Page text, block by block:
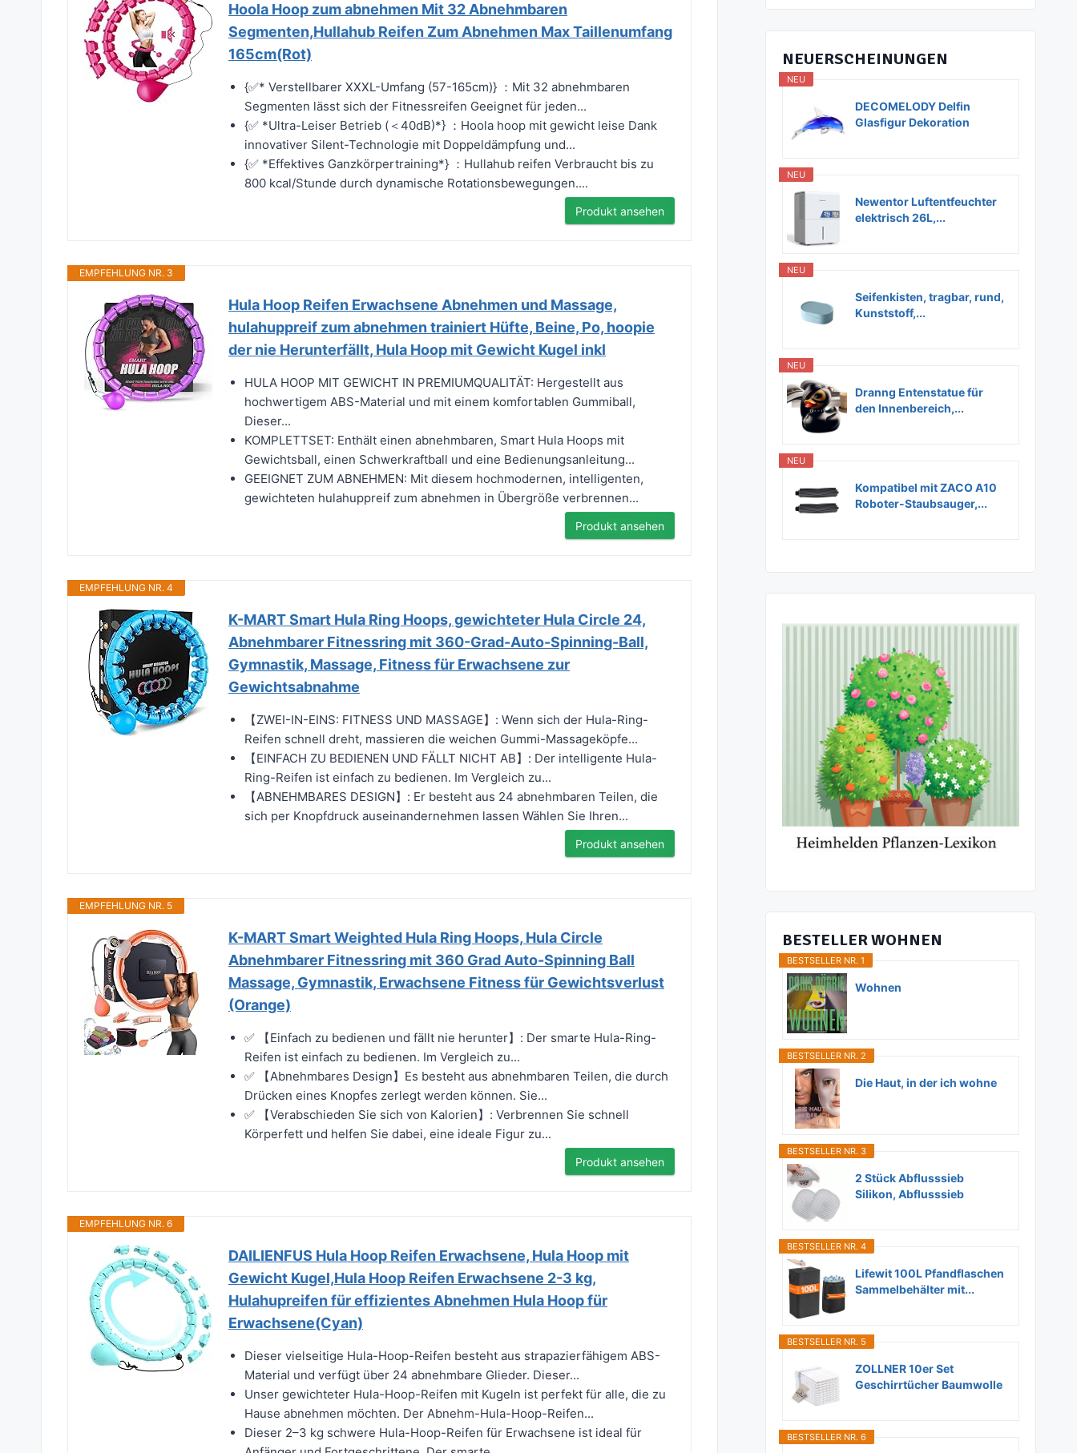
Hoola Hoop zum abnehmen Mit 32 Abnehmbaren
Segmenten,Hullahub Reifen Zum Abnehmen Max Taillenumfang
165cm(Rot)
{✅* Verstellbarer XXXL-Umfang (57-165cm)} ：Mit 32 abnehmbaren
Segmenten lässt sich der Fitnessreifen Geeignet für jeden...
{✅ *Ultra-Leiser Betrieb (＜40dB)*} ：Hoola hoop mit gewicht leise Dank
innovativer Silent-Technologie mit Doppeldämpfung und...
{✅ *Effektives Ganzkörpertraining*} ：Hullahub reifen Verbraucht bis zu
800 kcal/Stunde durch dynamische Rotationsbewegungen....
Produkt ansehen
EMPFEHLUNG NR. 3
Hula Hoop Reifen Erwachsene Abnehmen und Massage,
hulahuppreif zum abnehmen trainiert Hüfte, Beine, Po, hoopie
der nie Herunterfällt, Hula Hoop mit Gewicht Kugel inkl
HULA HOOP MIT GEWICHT IN PREMIUMQUALITÄT: Hergestellt aus
hochwertigem ABS-Material und mit einem komfortablen Gummiball,
Dieser...
KOMPLETTSET: Enthält einen abnehmbaren, Smart Hula Hoops mit
Gewichtsball, einen Schwerkraftball und eine Bedienungsanleitung...
GEEIGNET ZUM ABNEHMEN: Mit diesem hochmodernen, intelligenten,
gewichteten hulahuppreif zum abnehmen in Übergröße verbrennen...
Produkt ansehen
EMPFEHLUNG NR. 4
K-MART Smart Hula Ring Hoops, gewichteter Hula Circle 24,
Abnehmbarer Fitnessring mit 360-Grad-Auto-Spinning-Ball,
Gymnastik, Massage, Fitness für Erwachsene zur
Gewichtsabnahme
【ZWEI-IN-EINS: FITNESS UND MASSAGE】: Wenn sich der Hula-Ring-
Reifen schnell dreht, massieren die weichen Gummi-Massageköpfe...
【EINFACH ZU BEDIENEN UND FÄLLT NICHT AB】: Der intelligente Hula-
Ring-Reifen ist einfach zu bedienen. Im Vergleich zu...
【ABNEHMBARES DESIGN】: Er besteht aus 24 abnehmbaren Teilen, die
sich per Knopfdruck auseinandernehmen lassen Wählen Sie Ihren...
Produkt ansehen
EMPFEHLUNG NR. 5
K-MART Smart Weighted Hula Ring Hoops, Hula Circle
Abnehmbarer Fitnessring mit 360 Grad Auto-Spinning Ball
Massage, Gymnastik, Erwachsene Fitness für Gewichtsverlust
(Orange)
✅ 【Einfach zu bedienen und fällt nie herunter】: Der smarte Hula-Ring-
Reifen ist einfach zu bedienen. Im Vergleich zu...
✅ 【Abnehmbares Design】Es besteht aus abnehmbaren Teilen, die durch
Drücken eines Knopfes zerlegt werden können. Sie...
✅ 【Verabschieden Sie sich von Kalorien】: Verbrennen Sie schnell
Körperfett und helfen Sie dabei, eine ideale Figur zu...
Produkt ansehen
EMPFEHLUNG NR. 6
DAILIENFUS Hula Hoop Reifen Erwachsene, Hula Hoop mit
Gewicht Kugel,Hula Hoop Reifen Erwachsene 2-3 kg,
Hulahupreifen für effizientes Abnehmen Hula Hoop für
Erwachsene(Cyan)
Dieser vielseitige Hula-Hoop-Reifen besteht aus strapazierfähigem ABS-
Material und verfügt über 24 abnehmbare Glieder. Dieser...
Unser gewichteter Hula-Hoop-Reifen mit Kugeln ist perfekt für alle, die zu
Hause abnehmen möchten. Der Abnehm-Hula-Hoop-Reifen...
Dieser 2–3 kg schwere Hula-Hoop-Reifen für Erwachsene ist ideal für
NEUERSCHEINUNGEN
NEU
DECOMELODY Delfin
Glasfigur Dekoration
NEU
Newentor Luftentfeuchter
elektrisch 26L,...
NEU
Seifenkisten, tragbar, rund,
Kunststoff,...
NEU
Dranng Entenstatue für
den Innenbereich,...
NEU
Kompatibel mit ZACO A10
Roboter-Staubsauger,...
BESTELLER WOHNEN
BESTSELLER NR. 1
Wohnen
BESTSELLER NR. 2
Die Haut, in der ich wohne
BESTSELLER NR. 3
2 Stück Abflusssieb
Silikon, Abflusssieb
BESTSELLER NR. 4
Lifewit 100L Pfandflaschen
Sammelbehälter mit...
BESTSELLER NR. 5
ZOLLNER 10er Set
Geschirrtücher Baumwolle
BESTSELLER NR. 6